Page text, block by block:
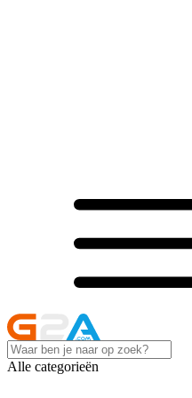
Alle categorieën